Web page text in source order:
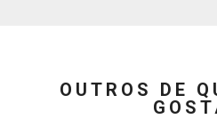
OUTROS DE